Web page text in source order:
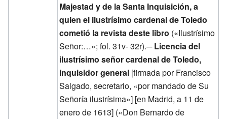
Majestad y de la Santa Inquisición, a
quien el ilustrísimo cardenal de Toledo
cometió la revista deste libro («Ilustrísimo
Señor:…»; fol. 31v- 32r).─Licencia del
ilustrísimo señor cardenal de Toledo,
inquisidor general [firmada por Francisco
Salgado, secretario, «por mandado de Su
Señoría ilustrísima»] [en Madrid, a 11 de
enero de 1613] («Don Bernardo de